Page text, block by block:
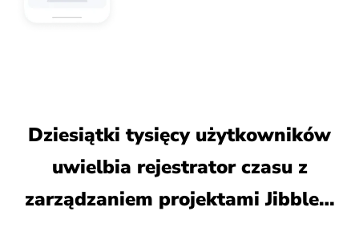
Dziesiątki tysięcy użytkowników
uwielbia rejestrator czasu z
zarządzaniem projektami Jibble…